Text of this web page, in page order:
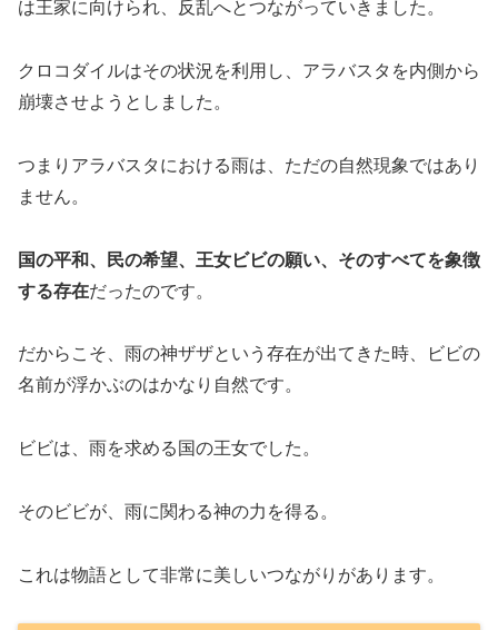
は王家に向けられ、反乱へとつながっていきました。
クロコダイルはその状況を利用し、アラバスタを内側から
崩壊させようとしました。
つまりアラバスタにおける雨は、ただの自然現象ではあり
ません。
国の平和、民の希望、王女ビビの願い、そのすべてを象徴
する存在だったのです。
だからこそ、雨の神ザザという存在が出てきた時、ビビの
名前が浮かぶのはかなり自然です。
ビビは、雨を求める国の王女でした。
そのビビが、雨に関わる神の力を得る。
これは物語として非常に美しいつながりがあります。